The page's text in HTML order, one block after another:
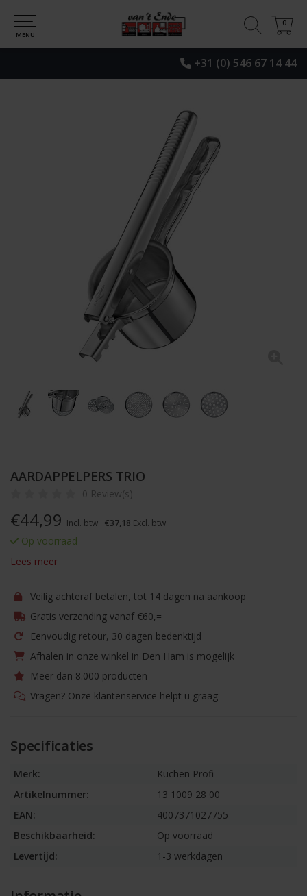
+31 (0) 546 67 14 44
0
0
MENU
AARDAPPELPERS TRIO
0 Review(s)
€44,99 Incl. btw €37,18 Excl. btw
Op voorraad
Lees meer
Veilig achteraf betalen, tot 14 dagen na aankoop
Gratis verzending vanaf €60,=
Eenvoudig retour, 30 dagen bedenktijd
Afhalen in onze winkel in Den Ham is mogelijk
Meer dan 8.000 producten
Vragen? Onze klantenservice helpt u graag
Specificaties
Merk:
Kuchen Profi
Artikelnummer:
13 1009 28 00
EAN:
4007371027755
Beschikbaarheid:
Op voorraad
Levertijd:
1-3 werkdagen